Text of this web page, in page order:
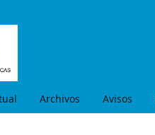
Archivos Avisos